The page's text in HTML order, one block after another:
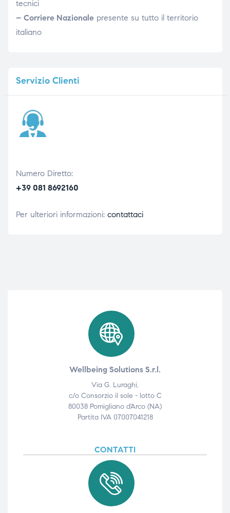
tecnici
– Corriere Nazionalepresente su tutto il territorio
italiano
ServizioClienti
Numero Diretto:
+39 081 8692160
Per ulteriori informazioni: contattaci
Wellbeing Solutions S.r.l.
Via G. Luraghi,
c/o Consorzio il sole - lotto C
80038 Pomigliano d'Arco (NA)
Partita IVA 07007041218
CONTATTI